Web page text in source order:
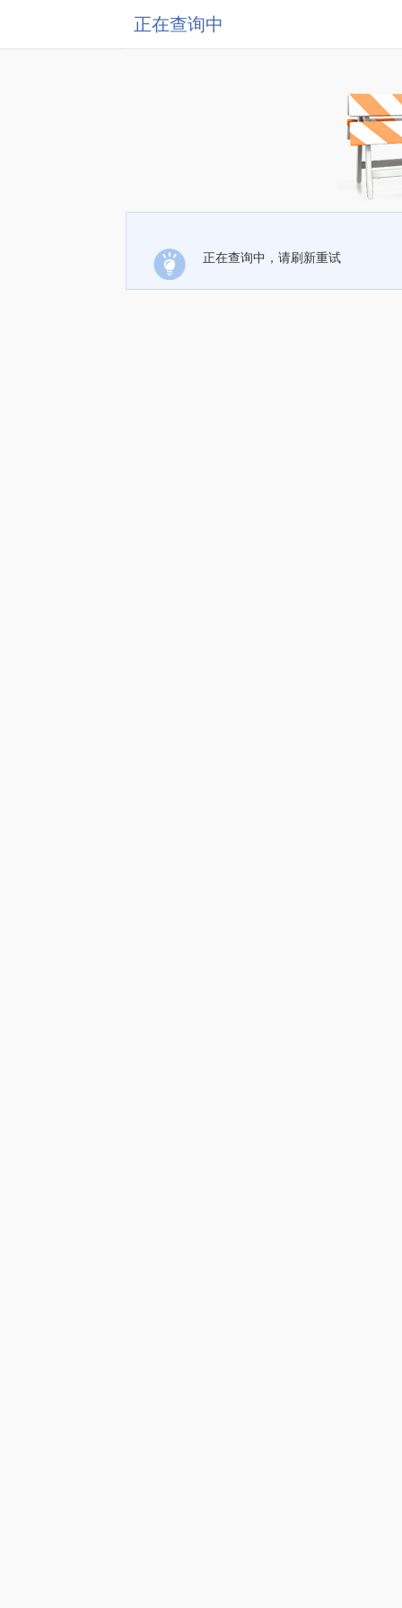
正在查询中
正在查询中，请刷新重试